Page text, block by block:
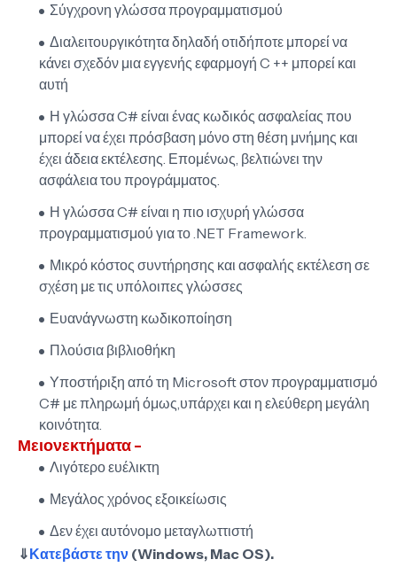
Σύγχρονη γλώσσα προγραμματισμού
Διαλειτουργικότητα δηλαδή οτιδήποτε μπορεί να
κάνει σχεδόν μια εγγενής εφαρμογή C ++ μπορεί και
αυτή
Η γλώσσα C# είναι ένας κωδικός ασφαλείας που
μπορεί να έχει πρόσβαση μόνο στη θέση μνήμης και
έχει άδεια εκτέλεσης. Επομένως, βελτιώνει την
ασφάλεια του προγράμματος.
Η γλώσσα C# είναι η πιο ισχυρή γλώσσα
προγραμματισμού για το .NET Framework.
Μικρό κόστος συντήρησης και ασφαλής εκτέλεση σε
σχέση με τις υπόλοιπες γλώσσες
Ευανάγνωστη κωδικοποίηση
Πλούσια βιβλιοθήκη
Υποστήριξη από τη Microsoft στον προγραμματισμό
C# με πληρωμή όμως,υπάρχει και η ελεύθερη μεγάλη
κοινότητα.
Μειονεκτήματα -
Λιγότερο ευέλικτη
Μεγάλος χρόνος εξοικείωσις
Δεν έχει αυτόνομο μεταγλωττιστή
⇓Κατεβάστε την (Windows, Mac OS).